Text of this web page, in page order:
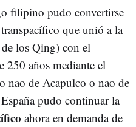
filipino pudo convertirse
que unió a la
los Qing) con el
250 años mediante el
nao de Acapulco o nao de
pudo continuar la
ahora en demanda de